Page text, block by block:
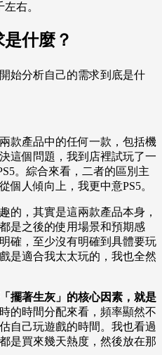
右。
什麼？
始分析自己的需求到底是什
款產品中的任何一款，包括機
這個問題，我到店裡試玩了一
。綜合來看，二者的區別主
個人傾向上，我更中意PS5。
的，其實是這兩款產品本身，
是之後的使用場景和預期感
確，至少沒有明確到具體要玩
是適合我太太玩的，我也全然
擺著生灰」的核心因素，就是
的時間分配來看，頻率顯然不
自己玩遊戲的時間。我也看過
是買來幾天熱度，然後放在那